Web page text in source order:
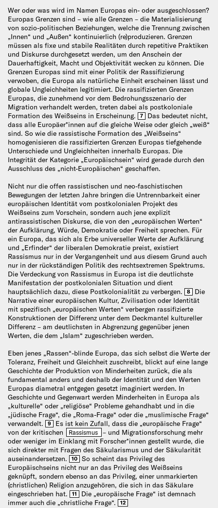
Wer oder was wird im Namen Europas ein- oder ausgeschlossen?
Europas Grenzen sind – wie alle Grenzen – die Materialisierung
von sozio-politischen Beziehungen, welche die Trennung zwischen
„Innen“ und „Außen“ kontinuierlich (re)produzieren. Grenzen
müssen als fixe und stabile Realitäten durch repetitive Praktiken
und Diskurse durchgesetzt werden, um den Anschein der
Dauerhaftigkeit, Macht und Objektivität wecken zu können. Die
Grenzen Europas sind mit einer Politik der Rassifizierung
verwoben, die Europa als natürliche Einheit erscheinen lässt und
globale Ungleichheiten legitimiert. Die rassifizierten Grenzen
Europas, die zunehmend vor dem Bedrohungsszenario der
Migration verhandelt werden, treten dabei als postkoloniale
Formation des Weißseins in Erscheinung.
7
Das bedeutet nicht,
dass alle Europäer*innen auf die gleiche Weise oder gleich „weiß“
sind. So wie die rassistische Formation des „Weißseins“
homogenisieren die rassifizierten Grenzen Europas tiefgehende
Unterschiede und Ungleichheiten innerhalb Europas. Die
Integrität der Kategorie „Europäischsein“ wird gerade durch den
Ausschluss des „nicht-Europäischen“ geschaffen.
Nicht nur die offen rassistischen und neo-faschistischen
Bewegungen der letzten Jahre bringen die Untrennbarkeit einer
europäischen Identität vom postkolonialen Projekt des
Weißseins zum Vorschein, sondern auch jene explizit
antirassistischen Diskurse, die von den „europäischen Werten“
der Aufklärung, Würde, Demokratie oder Freiheit sprechen. Für
ein Europa, das sich als Erbe universeller Werte der Aufklärung
und „Erfinder“ der liberalen Demokratie preist, existiert
Rassismus nur in der Vergangenheit und aus diesem Grund auch
nur in der rückständigen Politik des rechtsextremen Spektrums.
Die Verdeckung von Rassismus in Europa ist die deutlichste
Manifestation der postkolonialen Situation und dient
hauptsächlich dazu, diese Postkolonialität zu verbergen.
8
Die
Narrative einer europäischen Kultur, Zivilisation oder Identität
mit spezifisch „europäischen Werten“ verbergen rassifizierte
Konstruktionen der Differenz unter dem Deckmantel kultureller
Differenz – am deutlichsten in Abgrenzung gegenüber jenen
Werten, die dem „Islam“ zugeschrieben werden.
Eben jenes „Rassen“-blinde Europa, das sich selbst die Werte der
Toleranz, Freiheit und Gleichheit zuschreibt, blickt auf eine lange
Geschichte der Produktion von Minderheiten zurück, die als
fundamental anders und deshalb der Identität und den Werten
Europas diametral entgegen gesetzt imaginiert werden. In
Geschichte und Gegenwart werden Minderheiten in Europa als
„kulturelle“ oder „religiöse“ Probleme gehandhabt und in die
„jüdische Frage“, die „Roma-Frage“ oder die „muslimische Frage“
verwandelt.
9
Es ist kein Zufall, dass die „europäische Frage“
von der kritischen
Rassismus
– und Migrationsforschung mehr
oder weniger im Einklang mit Forscher*innen gestellt wurde, die
sich direkter mit Fragen des Säkularismus und der Säkularität
auseinandersetzen.
10
So scheint das Privileg des
Europäischseins nicht nur an das Privileg des Weißseins
geknüpft, sondern ebenso an das Privileg, einer unmarkierten
(christlichen) Religion anzugehören, die sich in das Säkulare
eingeschrieben hat.
11
Die „europäische Frage“ ist demnach
immer auch die „christliche Frage“.
12